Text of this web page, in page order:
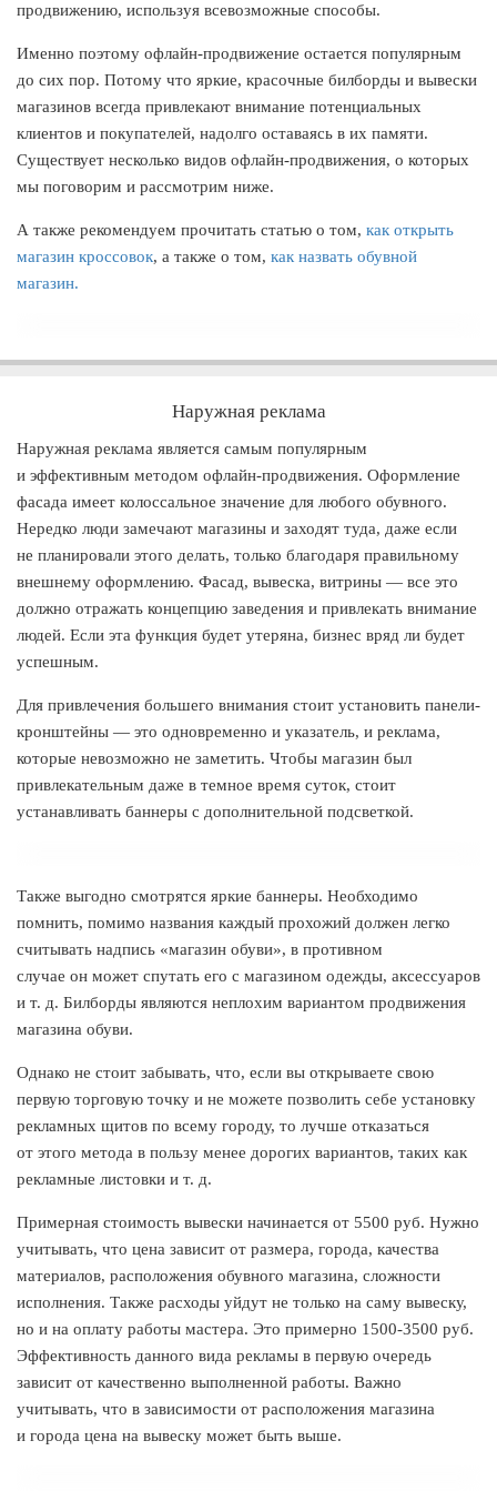
продвижению, используя всевозможные способы.
Именно поэтому офлайн-продвижение остается популярным
до сих пор. Потому что яркие, красочные билборды и вывески
магазинов всегда привлекают внимание потенциальных
клиентов и покупателей, надолго оставаясь в их памяти.
Существует несколько видов офлайн-продвижения, о которых
мы поговорим и рассмотрим ниже.
А также рекомендуем прочитать статью о том, как открыть
магазин кроссовок, а также о том, как назвать обувной
магазин.
Наружная реклама
Наружная реклама является самым популярным
и эффективным методом офлайн-продвижения. Оформление
фасада имеет колоссальное значение для любого обувного.
Нередко люди замечают магазины и заходят туда, даже если
не планировали этого делать, только благодаря правильному
внешнему оформлению. Фасад, вывеска, витрины — все это
должно отражать концепцию заведения и привлекать внимание
людей. Если эта функция будет утеряна, бизнес вряд ли будет
успешным.
Для привлечения большего внимания стоит установить панели-
кронштейны — это одновременно и указатель, и реклама,
которые невозможно не заметить. Чтобы магазин был
привлекательным даже в темное время суток, стоит
устанавливать баннеры с дополнительной подсветкой.
Также выгодно смотрятся яркие баннеры. Необходимо
помнить, помимо названия каждый прохожий должен легко
считывать надпись «магазин обуви», в противном
случае он может спутать его с магазином одежды, аксессуаров
и т. д. Билборды являются неплохим вариантом продвижения
магазина обуви.
Однако не стоит забывать, что, если вы открываете свою
первую торговую точку и не можете позволить себе установку
рекламных щитов по всему городу, то лучше отказаться
от этого метода в пользу менее дорогих вариантов, таких как
рекламные листовки и т. д.
Примерная стоимость вывески начинается от 5500 руб. Нужно
учитывать, что цена зависит от размера, города, качества
материалов, расположения обувного магазина, сложности
исполнения. Также расходы уйдут не только на саму вывеску,
но и на оплату работы мастера. Это примерно 1500-3500 руб.
Эффективность данного вида рекламы в первую очередь
зависит от качественно выполненной работы. Важно
учитывать, что в зависимости от расположения магазина
и города цена на вывеску может быть выше.